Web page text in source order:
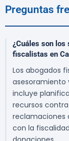
Preguntas
¿Cuáles son
fiscalistas en
Los abogados
asesoramiento
incluye
recursos
reclamaciones
con la